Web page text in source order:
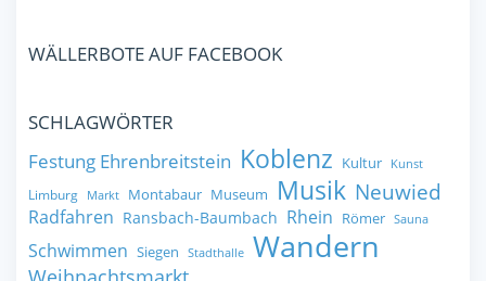
WÄLLERBOTE AUF FACEBOOK
SCHLAGWÖRTER
Festung Ehrenbreitstein Koblenz Kultur Kunst
Limburg Markt Montabaur Museum Musik Neuwied
Radfahren Ransbach-Baumbach Rhein Römer Sauna
Schwimmen Siegen Stadthalle Wandern